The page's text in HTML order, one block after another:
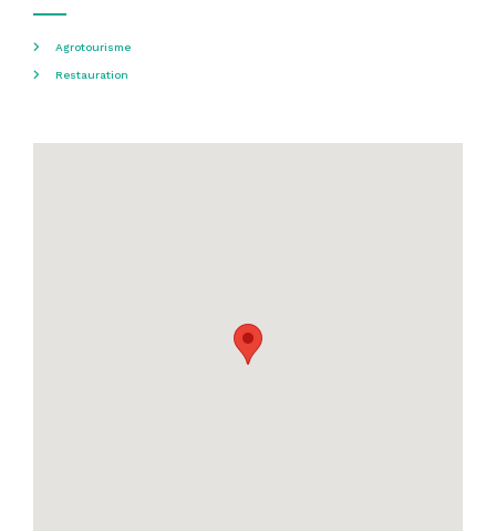
Agrotourisme
Restauration